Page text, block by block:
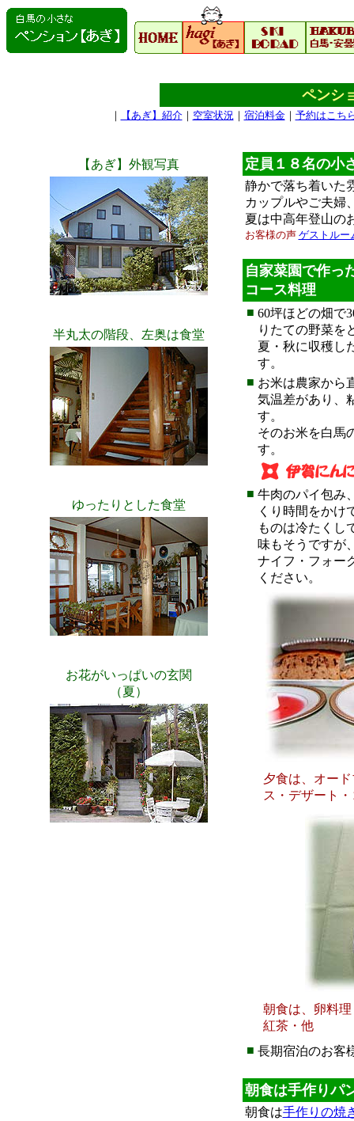
ペンシ
｜ 【あぎ】紹介｜ 空室状況｜ 宿泊料金｜ 予約はこち
【あぎ】外観写真
半丸太の階段、左奥は食堂
ゆったりとした食堂
お花がいっぱいの玄関
（夏）
定員１８名の小
静かで落ち着いた
カップルやご夫婦
夏は中高年登山の
お客様の声 ゲストルー
自家菜園で作っ
コース料理
■ 60坪ほどの畑で
りたての野菜を
夏・秋に収穫し
す。
■ お米は農家から
気温差があり、
す。
そのお米を白馬
す。
■ 牛肉のパイ包み
くり時間をかけ
ものは冷たくし
味もそうですが
ナイフ・フォー
ください。
夕食は、オー
ス・デザート
朝食は、卵料
紅茶・他
■ 長期宿泊のお客
朝食は手作りパ
朝食は手作りの焼